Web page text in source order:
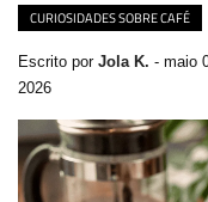
CURIOSIDADES SOBRE CAFÉ
Escrito por Jola K. - maio
2026